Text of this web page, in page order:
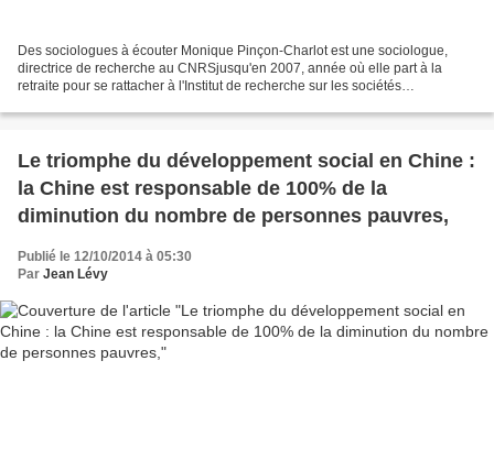
Des sociologues à écouter Monique Pinçon-Charlot est une sociologue,
directrice de recherche au CNRSjusqu'en 2007, année où elle part à la
retraite pour se rattacher à l'Institut de recherche sur les sociétés
Le triomphe du développement social en Chine :
la Chine est responsable de 100% de la
diminution du nombre de personnes pauvres,
Publié le 12/10/2014 à 05:30
Par Jean Lévy